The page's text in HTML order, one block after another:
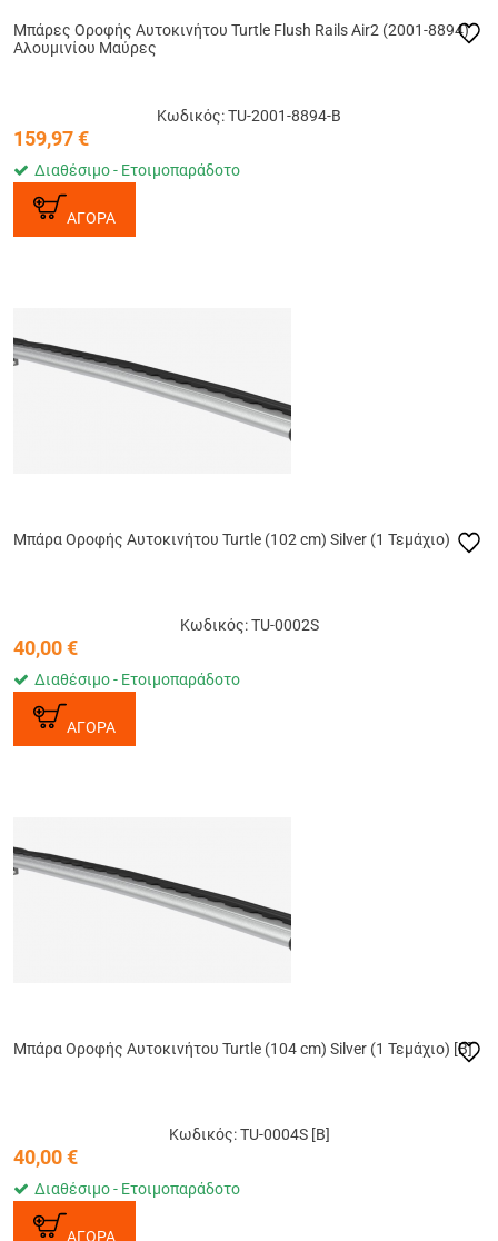
Μπάρες Οροφής Αυτοκινήτου Turtle Flush Rails Air2 (2001-8894)
Αλουμινίου Μαύρες
Κωδικός: TU-2001-8894-B
159,97€
Διαθέσιμο - Ετοιμοπαράδοτο
ΑΓΟΡΑ
Μπάρα Οροφής Αυτοκινήτου Turtle (102 cm) Silver (1 Τεμάχιο)
Κωδικός: TU-0002S
40,00€
Διαθέσιμο - Ετοιμοπαράδοτο
ΑΓΟΡΑ
Μπάρα Οροφής Αυτοκινήτου Turtle (104 cm) Silver (1 Τεμάχιο) [B]
Κωδικός: TU-0004S [B]
40,00€
Διαθέσιμο - Ετοιμοπαράδοτο
ΑΓΟΡΑ